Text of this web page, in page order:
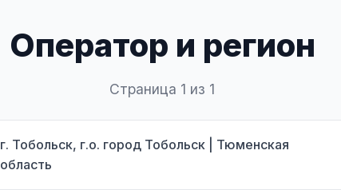
Оператор и регион
Страница 1 из 1
г. Тобольск, г.о. город Тобольск | Тюменская
область